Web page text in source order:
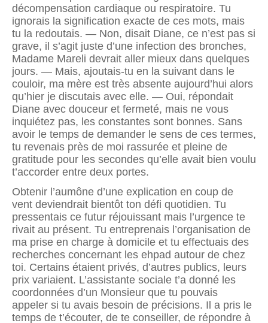
décompensation cardiaque ou respiratoire. Tu
ignorais la signification exacte de ces mots, mais
tu la redoutais. — Non, disait Diane, ce n’est pas si
grave, il s’agit juste d’une infection des bronches,
Madame Mareli devrait aller mieux dans quelques
jours. — Mais, ajoutais-tu en la suivant dans le
couloir, ma mère est très absente aujourd’hui alors
qu’hier je discutais avec elle. — Oui, répondait
Diane avec douceur et fermeté, mais ne vous
inquiétez pas, les constantes sont bonnes. Sans
avoir le temps de demander le sens de ces termes,
tu revenais près de moi rassurée et pleine de
gratitude pour les secondes qu’elle avait bien voulu
t’accorder entre deux portes.
Obtenir l’aumône d’une explication en coup de
vent deviendrait bientôt ton défi quotidien. Tu
pressentais ce futur réjouissant mais l’urgence te
rivait au présent. Tu entreprenais l’organisation de
ma prise en charge à domicile et tu effectuais des
recherches concernant les ehpad autour de chez
toi. Certains étaient privés, d’autres publics, leurs
prix variaient. L’assistante sociale t’a donné les
coordonnées d’un Monsieur que tu pouvais
appeler si tu avais besoin de précisions. Il a pris le
temps de t’écouter, de te conseiller, de répondre à